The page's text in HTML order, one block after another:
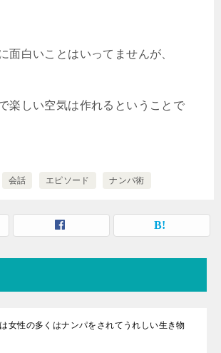
面白いことはいってませんが、
楽しい空気は作れるということで
会話 エピソード ナンパ術
女性の多くはナンパをされてうれしい生き物